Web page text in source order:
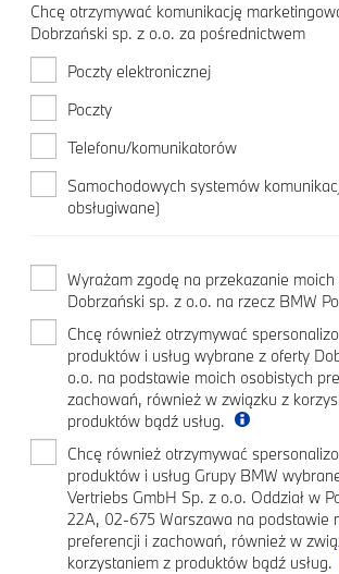
Chcę otrzymywać komunikację
Dobrzański sp. z o.o. za pośrednictwem
Poczty elektronicznej
Poczty
Telefonu/komunikatorów
Samochodowych systemów
obsługiwane)
Wyrażam zgodę na przekazanie
Dobrzański sp. z o.o. na rzecz BMW
Chcę również otrzymywać
produktów i usług wybrane z oferty
o.o. na podstawie moich osobistych
zachowań, również w związku z
produktów bądź usług.
Chcę również otrzymywać
produktów i usług Grupy BMW
Vertriebs GmbH Sp. z o.o. Oddział w
22A, 02-675 Warszawa na podstawie
preferencji i zachowań, również w
korzystaniem z produktów bądź usług.